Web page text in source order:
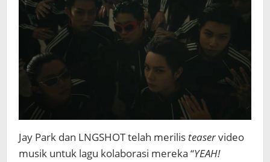
Jay Park dan LNGSHOT telah merilis teaservideo
musik untuk lagu kolaborasi mereka “YEAH!